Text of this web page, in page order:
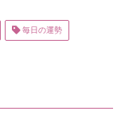
毎日の運勢